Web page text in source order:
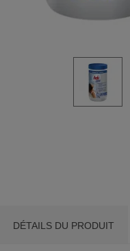
DÉTAILS DU PRODUIT